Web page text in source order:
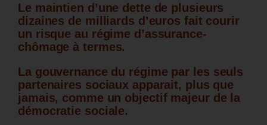
Le maintien d’une dette de plusieurs
dizaines de milliards d’euros fait courir
un risque au régime d’assurance-
chômage à termes.
La gouvernance du régime par les seuls
partenaires sociaux apparait, plus que
jamais, comme un objectif majeur de la
démocratie sociale.